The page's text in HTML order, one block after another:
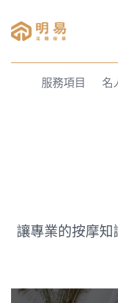
明易足體按摩
服務項目 名
讓專業的按摩